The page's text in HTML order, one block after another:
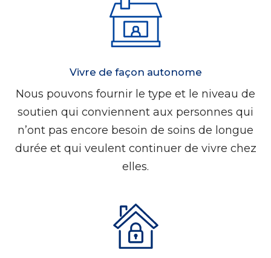
Vivre de façon autonome
Nous pouvons fournir le type et le niveau de
soutien qui conviennent aux personnes qui
n’ont pas encore besoin de soins de longue
durée et qui veulent continuer de vivre chez
elles.